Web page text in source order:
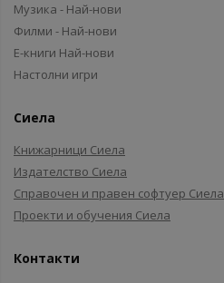
Музика - Най-нови
Филми - Най-нови
Е-книги Най-нови
Настолни игри
Сиела
Книжарници Сиела
Издателство Сиела
Справочен и правен софтуер Сиела
Проекти и обучения Сиела
Контакти